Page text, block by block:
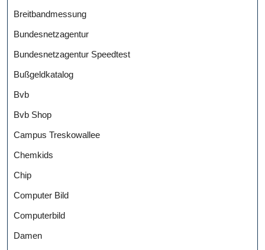
Breitbandmessung
Bundesnetzagentur
Bundesnetzagentur Speedtest
Bußgeldkatalog
Bvb
Bvb Shop
Campus Treskowallee
Chemkids
Chip
Computer Bild
Computerbild
Damen